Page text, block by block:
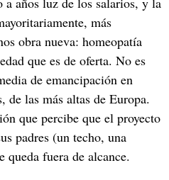
más
obra nueva: homeopatía
que es de oferta. No es
de emancipación en
de las más altas de Europa.
que percibe que el proyecto
padres (un techo, una
fuera de alcance.